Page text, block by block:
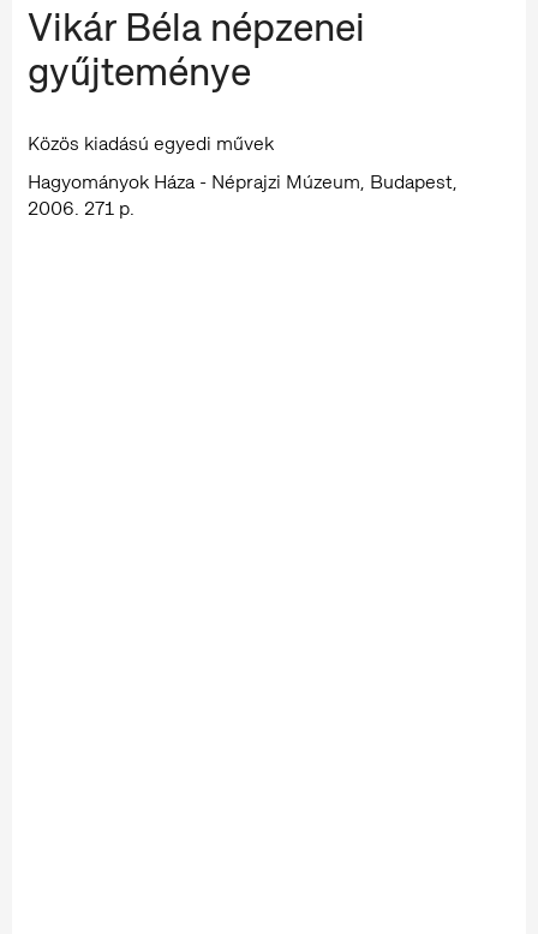
Vikár Béla népzenei
gyűjteménye
Közös kiadású egyedi művek
Hagyományok Háza - Néprajzi Múzeum, Budapest,
2006. 271 p.